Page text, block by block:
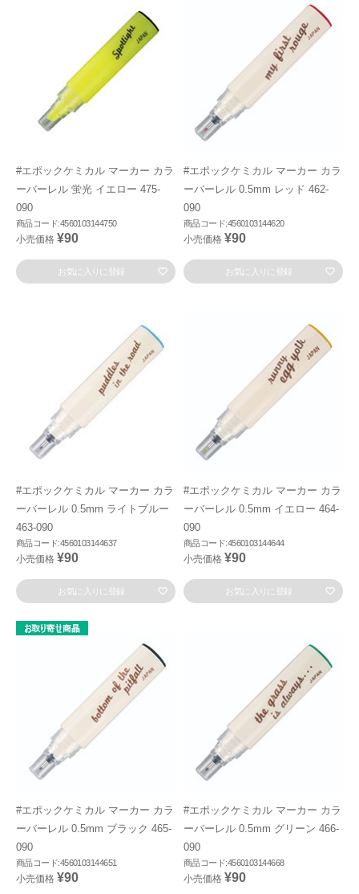
#エポックケミカル マーカー カラ
ーバーレル 蛍光 イエロー 475-
090
商品コード:4560103144750
小売価格 ¥90
お気に入りに登録
#エポックケミカル マーカー カラ
ーバーレル 0.5mm レッド 462-
090
商品コード:4560103144620
小売価格 ¥90
お気に入りに登録
#エポックケミカル マーカー カラ
ーバーレル 0.5mm ライトブルー
463-090
商品コード:4560103144637
小売価格 ¥90
お気に入りに登録
#エポックケミカル マーカー カラ
ーバーレル 0.5mm イエロー 464-
090
商品コード:4560103144644
小売価格 ¥90
お気に入りに登録
#エポックケミカル マーカー カラ
ーバーレル 0.5mm ブラック 465-
090
商品コード:4560103144651
小売価格 ¥90
#エポックケミカル マーカー カラ
ーバーレル 0.5mm グリーン 466-
090
商品コード:4560103144668
小売価格 ¥90